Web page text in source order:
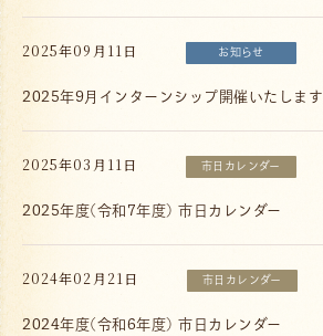
2025年09月11日 お知らせ
2025年9月インターンシップ開催いたします
2025年03月11日 市日カレンダー
2025年度(令和7年度) 市日カレンダー
2024年02月21日 市日カレンダー
2024年度(令和6年度) 市日カレンダー